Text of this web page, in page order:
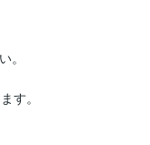
。
す。